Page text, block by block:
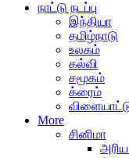
நாட்டு நடப்பு
இந்தியா
தமிழ்நாடு
உலகம்
கல்வி
சமூகம்
க்ரைம்
More
சினிமா